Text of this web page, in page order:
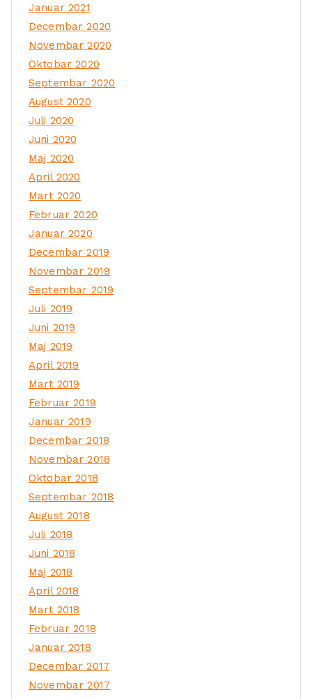
Januar 2021
Decembar 2020
Novembar 2020
Oktobar 2020
Septembar 2020
August 2020
Juli 2020
Juni 2020
Maj 2020
April 2020
Mart 2020
Februar 2020
Januar 2020
Decembar 2019
Novembar 2019
Septembar 2019
Juli 2019
Juni 2019
Maj 2019
April 2019
Mart 2019
Februar 2019
Januar 2019
Decembar 2018
Novembar 2018
Oktobar 2018
Septembar 2018
August 2018
Juli 2018
Juni 2018
Maj 2018
April 2018
Mart 2018
Februar 2018
Januar 2018
Decembar 2017
Novembar 2017